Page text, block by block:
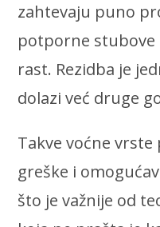
zahtevaju puno
potporne stubove
rast. Rezidba je
dolazi već druge
Takve voćne
greške i
što je važnije od